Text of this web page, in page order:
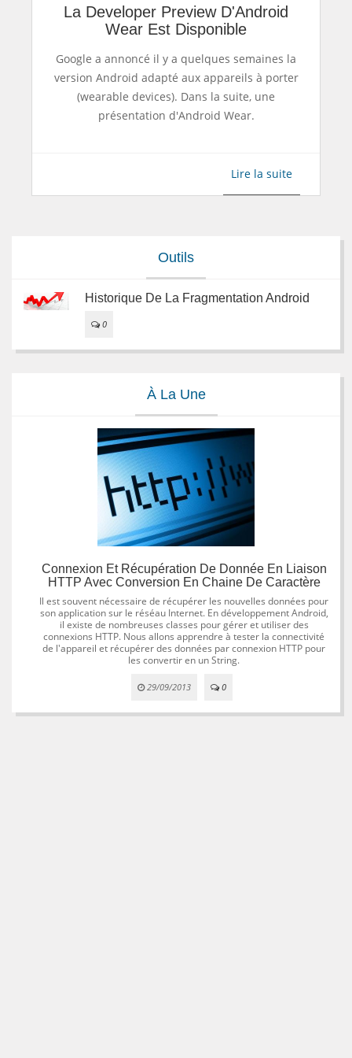
La Developer Preview D'Android
Wear Est Disponible
Google a annoncé il y a quelques semaines la
version Android adapté aux appareils à porter
(wearable devices). Dans la suite, une
présentation d'Android Wear.
Lire la suite
Outils
Historique De La Fragmentation Android
0
À La Une
Connexion Et Récupération De Donnée En Liaison
HTTP Avec Conversion En Chaine De Caractère
Il est souvent nécessaire de récupérer les nouvelles données pour
son application sur le réséau Internet. En développement Android,
il existe de nombreuses classes pour gérer et utiliser des
connexions HTTP. Nous allons apprendre à tester la connectivité
de l'appareil et récupérer des données par connexion HTTP pour
les convertir en un String.
29/09/2013 0